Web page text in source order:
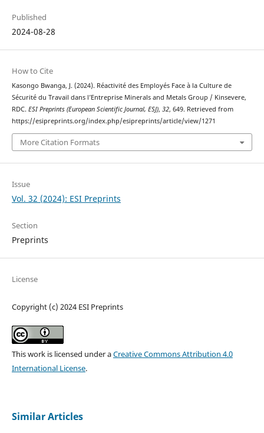
Published
2024-08-28
How to Cite
Kasongo Bwanga, J. (2024). Réactivité des Employés Face à la Culture de
Sécurité du Travail dans l’Entreprise Minerals and Metals Group / Kinsevere,
RDC. ESI Preprints (European Scientific Journal, ESJ), 32, 649. Retrieved from
https://esipreprints.org/index.php/esipreprints/article/view/1271
More Citation Formats
Issue
Vol. 32 (2024): ESI Preprints
Section
Preprints
License
Copyright (c) 2024 ESI Preprints
This work is licensed under aCreative Commons Attribution 4.0
International License.
Similar Articles